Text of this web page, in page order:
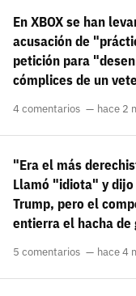
En XBOX se han
acusación de
petición para
cómplices de un
4 comentarios hace 2
"Era el más
Llamó "idiota" y
Trump, pero el
entierra el hacha de
5 comentarios hace 4